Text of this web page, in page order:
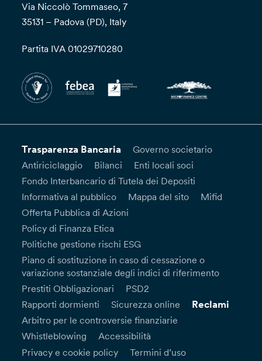
Via Niccolò Tommaseo, 7
35131 – Padova (PD), Italy
Partita IVA 01029710280
Trasparenza Bancaria
Governo societario
Antiriciclaggio
Bilanci
Enti locali soci
Fondo Interbancario di Tutela dei Depositi
Informativa al pubblico
Mappa del sito
Mifid
Offerta Pubblica di Azioni
Policy di Finanza Etica
Politiche gestione rischi ESG
Piano di sostituzione in caso di cessazione o
variazione sostanziale degli indici di riferimento
Prestiti Obbligazionari
PSD2
Rapporti dormienti
Sicurezza online Reclami
Arbitro per le controversie finanziarie
Whistleblowing
Accessibilità
Privacy e cookie policy
Termini d’uso